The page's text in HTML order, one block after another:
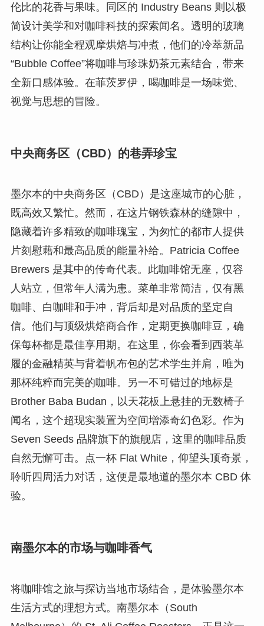
伦比的花香与果味。同区的 Industry Beans 则以极
简设计美学和对咖啡科技的探索闻名。透明的玻璃
结构让你能全程观摩烘焙与冲煮，他们的冷萃新品
“Bubble Coffee”将咖啡与珍珠奶茶元素结合，带来
全新口感体验。在菲茨罗伊，喝咖啡是一场味觉、
视觉与思想的冒险。
中央商务区（CBD）的巷弄珍宝
墨尔本的中央商务区（CBD）是这座城市的心脏，
既高效又繁忙。然而，在这片钢铁森林的缝隙中，
隐藏着许多精致的咖啡瑰宝，为匆忙的都市人提供
片刻慰藉和最高品质的能量补给。Patricia Coffee
Brewers 是其中的传奇代表。此咖啡馆无座，仅容
人站立，但常年人满为患。菜单非常简洁，仅有黑
咖啡、白咖啡和手冲，背后却是对品质的坚定自
信。他们与顶级烘焙商合作，定期更换咖啡豆，确
保每杯都是最佳享用期。在这里，你会看到西装革
履的金融精英与背着帆布包的艺术学生并肩，唯为
那杯纯粹而完美的咖啡。另一不可错过的地标是
Brother Baba Budan，以天花板上悬挂的无数椅子
闻名，这个超现实装置为空间增添奇幻色彩。作为
Seven Seeds 品牌旗下的旗舰店，这里的咖啡品质
自然无懈可击。点一杯 Flat White，仰望头顶奇景，
聆听四周活力对话，这便是最地道的墨尔本 CBD 体
验。
南墨尔本的市场与咖啡香气
将咖啡馆之旅与探访当地市场结合，是体验墨尔本
生活方式的理想方式。南墨尔本（South